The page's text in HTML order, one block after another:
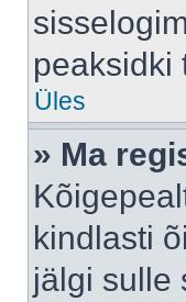
peaksidki
Üles
» Ma
kindlasti
jälgi sulle